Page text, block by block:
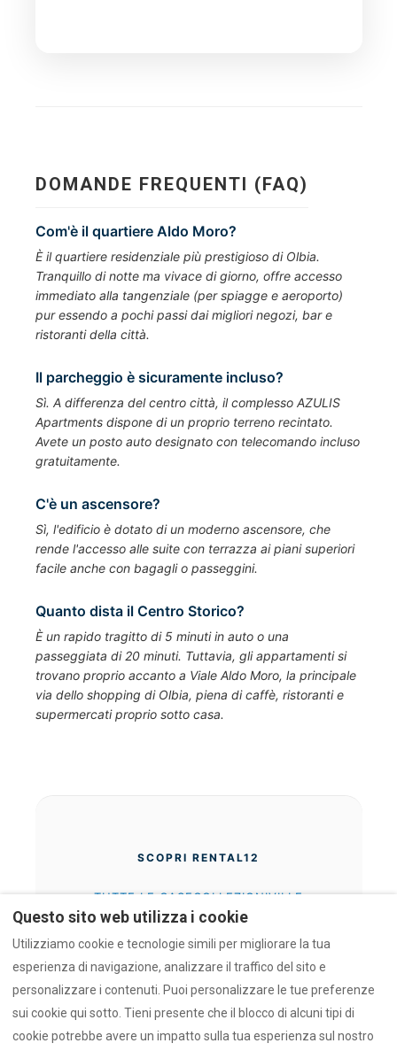
DOMANDE FREQUENTI (FAQ)
Com'è il quartiere Aldo Moro?
È il quartiere residenziale più prestigioso di Olbia.
Tranquillo di notte ma vivace di giorno, offre accesso
immediato alla tangenziale (per spiagge e aeroporto)
pur essendo a pochi passi dai migliori negozi, bar e
ristoranti della città.
Il parcheggio è sicuramente incluso?
Sì. A differenza del centro città, il complesso AZULIS
Apartments dispone di un proprio terreno recintato.
Avete un posto auto designato con telecomando incluso
gratuitamente.
C'è un ascensore?
Sì, l'edificio è dotato di un moderno ascensore, che
rende l'accesso alle suite con terrazza ai piani superiori
facile anche con bagagli o passeggini.
Quanto dista il Centro Storico?
È un rapido tragitto di 5 minuti in auto o una
passeggiata di 20 minuti. Tuttavia, gli appartamenti si
trovano proprio accanto a Viale Aldo Moro, la principale
via dello shopping di Olbia, piena di caffè, ristoranti e
supermercati proprio sotto casa.
SCOPRI RENTAL12
TUTTE LE CASECOLLEZIONIVILLE
PERCHÉ NOI (EN)CHI SIAMOFIDUCIA (EN)
IL PROGETTO AZULIS
CONCETTO AZULIS TIGELLIO CLUBHOUSE
Questo sito web utilizza i cookie
Utilizziamo cookie e tecnologie simili per migliorare la tua
esperienza di navigazione, analizzare il traffico del sito e
personalizzare i contenuti. Puoi personalizzare le tue preferenze
sui cookie qui sotto. Tieni presente che il blocco di alcuni tipi di
cookie potrebbe avere un impatto sulla tua esperienza sul nostro